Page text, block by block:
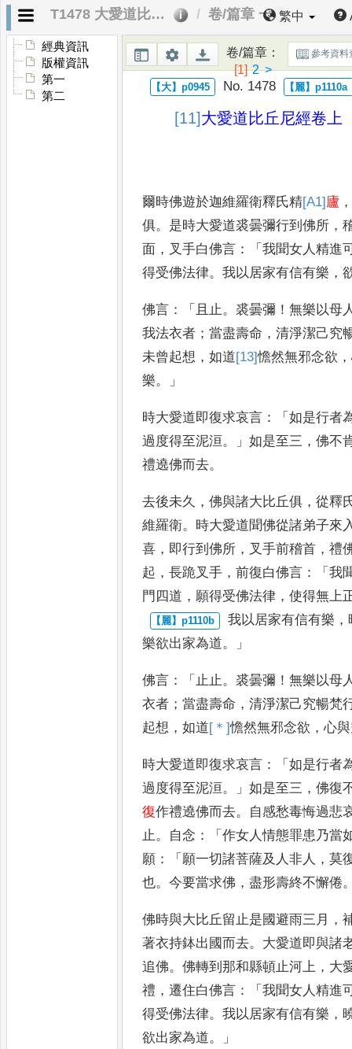
T1478 大愛道比丘尼經 卷/篇章 一 繁中
經典資訊
版權資訊
第一
第二
卷/篇章：
[1] 2 >
參考資料
No. 1478
[11]大愛道比丘尼經卷上
爾時佛遊於迦維羅衛釋氏精[A1] 廬
俱。 是時大愛道裘曇彌行到佛所 ，
面 ， 叉手白佛言 ：「我聞女人精進
得受佛法律。我以居家有信有樂 ，
佛言 ：「 且止。 裘曇彌 ！無樂以母
我法衣者 ；當盡壽命 ，清淨潔己究
未曾起想 ，如道[13]憺然無邪念欲 ，
樂。」
時大愛道即復求哀言 ：「如是行者
過度得至泥洹。」如是至三 ，佛不
禮遶佛而去。
去後未久 ，佛與諸大比 丘俱 ，從釋
維羅衛。 時大愛道聞佛從諸弟子來
喜 ， 即行到佛所 ， 叉手前稽首 ，禮
起 ，長跪叉手 ，前復白佛言 ：「我
門四道 ， 願得受佛法律 ，使得無上
我以居家有信有樂 ，
樂欲出家為道。」
佛言 ：「止止。 裘曇彌 ！無樂以母
衣者 ；當盡壽命 ，清淨潔己究暢梵
起想 ，如道[＊]憺然無邪念欲 ，心
時大愛道即復求哀言 ：「如是行者
過度得至泥洹。」如是至三 ，佛復
復作禮遶佛而去。
自感愁毒悔過悲
止。 自念 ：「作女人情態罪患乃當
願 ： 「 願一切諸菩薩及人非人 ，莫
也。今要當求佛 ，盡形壽終不懈倦
佛時與大比丘留止是國避雨三月 ，
著衣持鉢出國而去。 大愛道即與諸
追佛。佛轉到那和縣頓止河上 ， 大
禮 ，遷住白佛言 ：「我聞女人精進
得受佛法律。我以居家有信有樂 ，
欲出家為道。」